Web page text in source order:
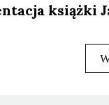
książ­ki